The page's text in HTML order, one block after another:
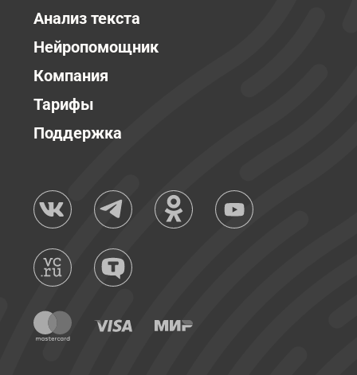
Анализ текста
Нейропомощник
Компания
Тарифы
Поддержка